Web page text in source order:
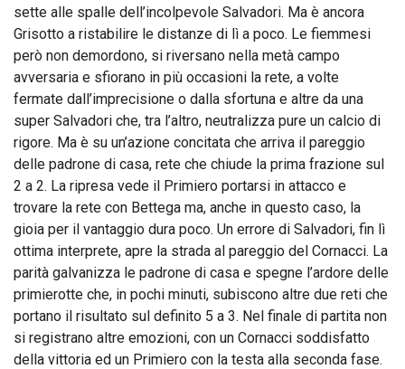
sette alle spalle dell’incolpevole Salvadori. Ma è ancora
Grisotto a ristabilire le distanze di lì a poco. Le fiemmesi
però non demordono, si riversano nella metà campo
avversaria e sfiorano in più occasioni la rete, a volte
fermate dall’imprecisione o dalla sfortuna e altre da una
super Salvadori che, tra l’altro, neutralizza pure un calcio di
rigore. Ma è su un’azione concitata che arriva il pareggio
delle padrone di casa, rete che chiude la prima frazione sul
2 a 2. La ripresa vede il Primiero portarsi in attacco e
trovare la rete con Bettega ma, anche in questo caso, la
gioia per il vantaggio dura poco. Un errore di Salvadori, fin lì
ottima interprete, apre la strada al pareggio del Cornacci. La
parità galvanizza le padrone di casa e spegne l’ardore delle
primierotte che, in pochi minuti, subiscono altre due reti che
portano il risultato sul definito 5 a 3. Nel finale di partita non
si registrano altre emozioni, con un Cornacci soddisfatto
della vittoria ed un Primiero con la testa alla seconda fase.